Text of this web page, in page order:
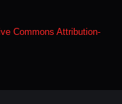
Commons Attribution-